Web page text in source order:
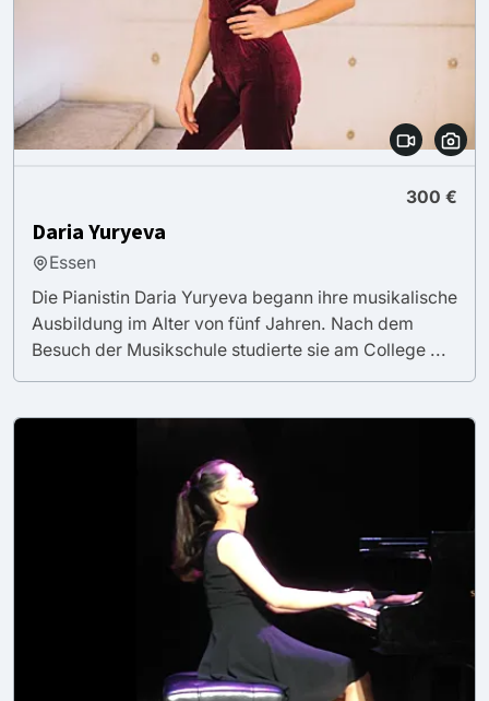
300 €
Daria Yuryeva
Essen
Die Pianistin Daria Yuryeva begann ihre musikalische
Ausbildung im Alter von fünf Jahren. Nach dem
Besuch der Musikschule studierte sie am College ...